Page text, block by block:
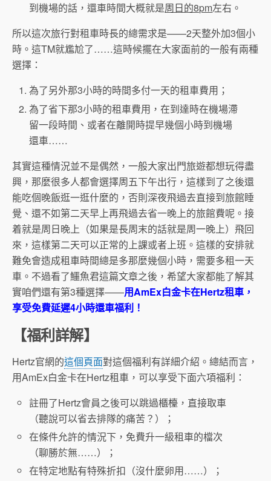
到機場的話，還車時間大概就是周日的8pm左右。
所以這次旅行對租車時長的總需求是——2天整外加3個小
時。這TM就尷尬了……這時候擺在大家面前的一般有兩種
選擇：
為了另外那3小時的時間多付一天的租車費用；
為了省下那3小時的租車費用，在到達時在機場滯
留一段時間、或者在離開時提早幾個小時到機場
還車……
其實這種情況並不是偶然，一般大家出門旅遊都想玩得盡
興，那麼很多人都會選擇周五下午出行，這樣到了之後還
能吃個晚飯逛一逛什麼的，否則深夜飛過去直接到旅館睡
覺、還不如第二天早上再飛過去省一晚上的旅館費呢。接
着就是周日晚上（如果是長周末的話就是周一晚上）飛回
來，這樣第二天可以正常的上課或者上班。這樣的安排就
難免會造成租車時間總是多那麼幾個小時，需要多租一天
車。不過看了鱷魚君這篇文章之後，希望大家都能了解其
實咱們還有第3種選擇——用AmEx白金卡在Hertz租車，
享受免費延遲4小時還車福利！
【福利詳解】
Hertz官網的這個頁面對這個福利有詳細介紹。總結而言，
用AmEx白金卡在Hertz租車，可以享受下面六項福利：
註冊了Hertz會員之後可以跳過櫃檯，直接取車
（聽說可以省去排隊的痛苦？）；
在條件允許的情況下，免費升一級租車的檔次
（聊勝於無……）；
在特定地點有特殊折扣（沒什麼卵用……）；